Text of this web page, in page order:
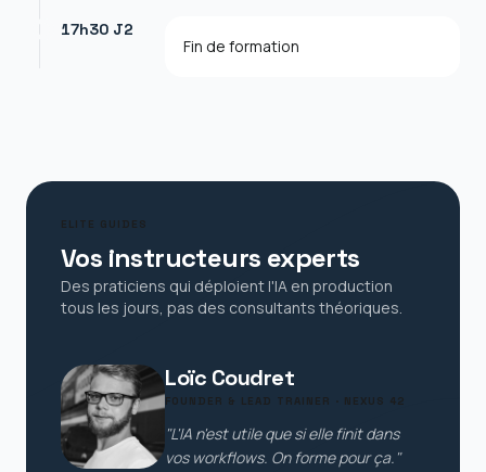
17h30 J2
Fin de formation
ELITE GUIDES
Vos instructeurs experts
Des praticiens qui déploient l'IA en production
tous les jours, pas des consultants théoriques.
Loïc Coudret
FOUNDER & LEAD TRAINER · NEXUS 42
"L'IA n'est utile que si elle finit dans
vos workflows. On forme pour ça."